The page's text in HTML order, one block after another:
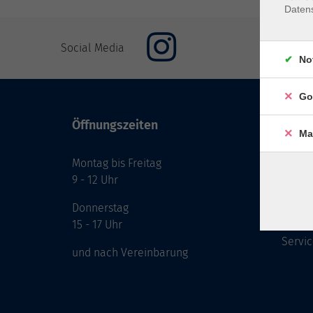
Social Media
Öffnungszeiten
Montag bis Freitag
9 - 12 Uhr
Donnerstag
15 - 17 Uhr
und nach Vereinbarung